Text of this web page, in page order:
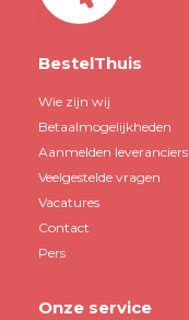
BestelThuis
Wie zijn wij
Betaalmogelijkheden
Aanmelden leveranciers
Veelgestelde vragen
Vacatures
Contact
Pers
Onze service